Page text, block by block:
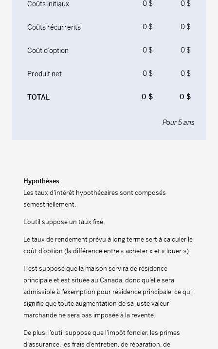
Coûts initiaux 0 $ 0 $
Coûts récurrents 0 $ 0 $
Coût d’option 0 $ 0 $
Produit net 0 $ 0 $
TOTAL 0 $ 0 $
Pour5ans
Hypothèses
Les taux d’intérêt hypothécaires sont composés
semestriellement.
L’outil suppose un taux fixe.
Le taux de rendement prévu à long terme sert à calculer le
coût d’option (la différence entre « acheter » et « louer »).
Il est supposé que la maison servira de résidence
principale et est située au Canada, donc qu’elle sera
admissible à l’exemption pour résidence principale, ce qui
signifie que toute augmentation de sa juste valeur
marchande ne sera pas imposée à la revente.
De plus, l’outil suppose que l’impôt foncier, les primes
d’assurance, les frais d’entretien, de réparation, de